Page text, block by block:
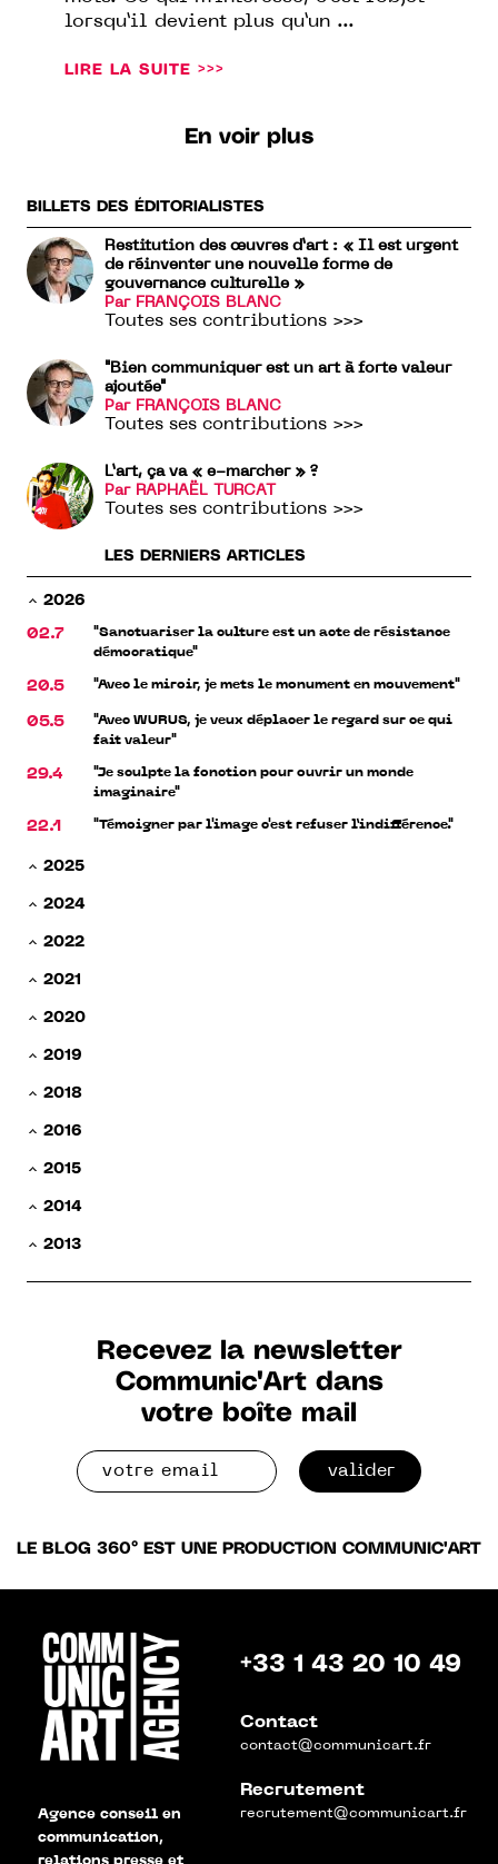
lorsqu’il devient plus qu’un ...
LIRE LA SUITE >>>
En voir plus
BILLETS DES ÉDITORIALISTES
Restitution des œuvres d’art : « Il est urgent
de réinventer une nouvelle forme de
gouvernance culturelle »
Par FRANÇOIS BLANC
Toutes ses contributions >>>
"Bien communiquer est un art à forte valeur
ajoutée"
Par FRANÇOIS BLANC
Toutes ses contributions >>>
L’art, ça va « e-marcher » ?
Par RAPHAËL TURCAT
Toutes ses contributions >>>
LES DERNIERS ARTICLES
2026
02.7
"Sanctuariser la culture est un acte de résistance
démocratique"
20.5 "Avec le miroir, je mets le monument en mouvement"
05.5
"Avec WURUS, je veux déplacer le regard sur ce qui
fait valeur"
29.4
"Je sculpte la fonction pour ouvrir un monde
imaginaire"
22.1 "Témoigner par l'image c'est refuser l’indifférence."
2025
2024
2022
2021
2020
2019
2018
2016
2015
2014
2013
Recevez la newsletter
Communic'Art dans
votre boîte mail
valider
LE BLOG 360° EST UNE PRODUCTION COMMUNIC'ART
Agence conseil en
communication,
+33 1 43 20 10 49
Contact
contact@communicart.fr
Recrutement
recrutement@communicart.fr